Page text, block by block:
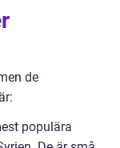
de
populära